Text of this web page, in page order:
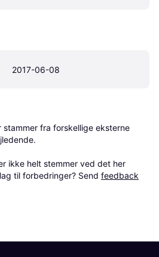
2017-06-08
fra forskellige eksterne
ikke helt stemmer ved det her
til forbedringer? Send feedback